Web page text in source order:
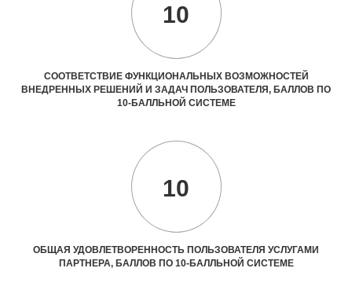
10
СООТВЕТСТВИЕ ФУНКЦИОНАЛЬНЫХ ВОЗМОЖНОСТЕЙ
ВНЕДРЕННЫХ РЕШЕНИЙ И ЗАДАЧ ПОЛЬЗОВАТЕЛЯ, БАЛЛОВ ПО
10-БАЛЛЬНОЙ СИСТЕМЕ
10
ОБЩАЯ УДОВЛЕТВОРЕННОСТЬ ПОЛЬЗОВАТЕЛЯ УСЛУГАМИ
ПАРТНЕРА, БАЛЛОВ ПО 10-БАЛЛЬНОЙ СИСТЕМЕ